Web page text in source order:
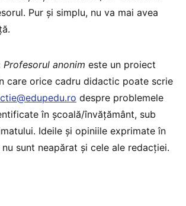
Pur și simplu, nu va mai avea
Profesorul anonim este un proiect
care orice cadru didactic poate scrie
despre problemele
în școală/învățământ, sub
Ideile și opiniile exprimate în
sunt neapărat și cele ale redacției.